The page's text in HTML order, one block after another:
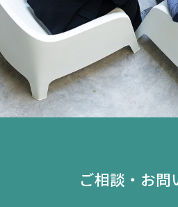
ご相談・お問